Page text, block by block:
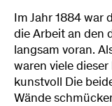
Im Jahr 1884
die Arbeit an den
langsam voran.
waren viele
kunstvoll Die
Wände